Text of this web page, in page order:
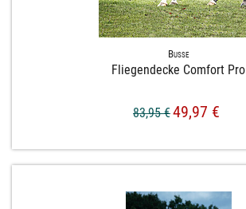
Busse
Fliegendecke Comfort Pro
83,95 €49,97 €